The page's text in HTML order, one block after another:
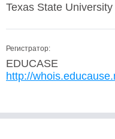
Texas State University
Регистратор:
EDUCASE
http://